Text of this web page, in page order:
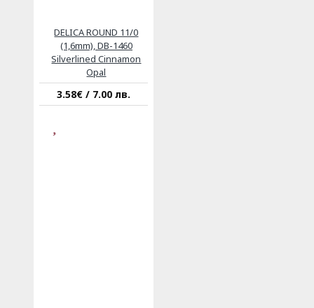
DELICA ROUND 11/0
(1,6mm), DB-1460
Silverlined Cinnamon
Opal
3.58€ / 7.00 лв.